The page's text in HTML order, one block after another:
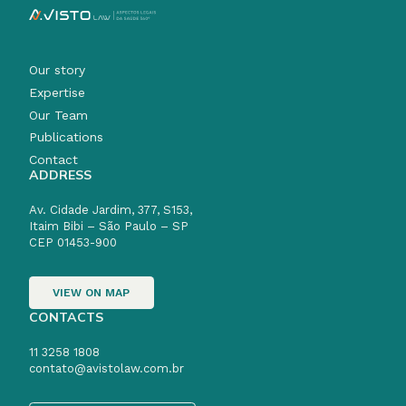
Our story
Expertise
Our Team
Publications
Contact
ADDRESS
Av. Cidade Jardim, 377, S153,
Itaim Bibi – São Paulo – SP
CEP 01453-900
VIEW ON MAP
CONTACTS
11 3258 1808
contato@avistolaw.com.br